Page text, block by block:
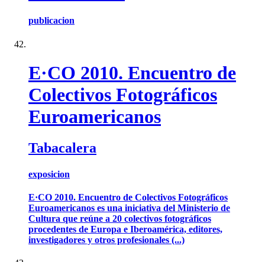
publicacion
E·CO 2010. Encuentro de
Colectivos Fotográficos
Euroamericanos
Tabacalera
exposicion
E·CO 2010. Encuentro de Colectivos Fotográficos
Euroamericanos es una iniciativa del Ministerio de
Cultura que reúne a 20 colectivos fotográficos
procedentes de Europa e Iberoamérica, editores,
investigadores y otros profesionales (...)